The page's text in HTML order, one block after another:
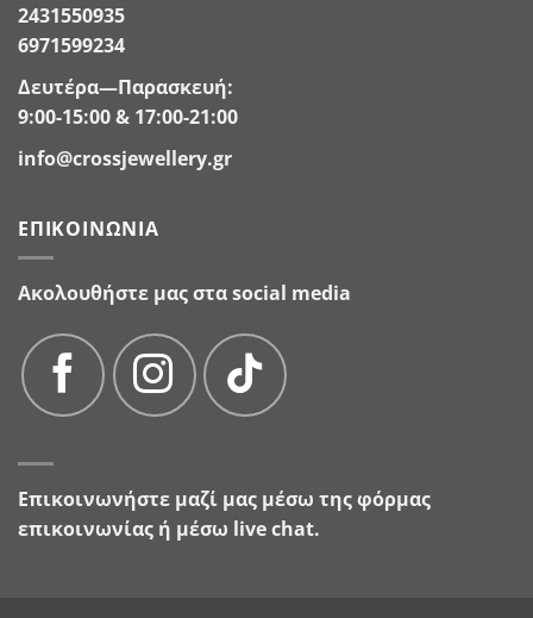
2431550935
6971599234
Δευτέρα—Παρασκευή:
9:00-15:00 & 17:00-21:00
info@crossjewellery.gr
ΕΠΙΚΟΙΝΩΝΊΑ
Ακολουθήστε μας στα social media
Επικοινωνήστε μαζί μας μέσω τηςφόρμας
επικοινωνίας ή μέσω live chat.